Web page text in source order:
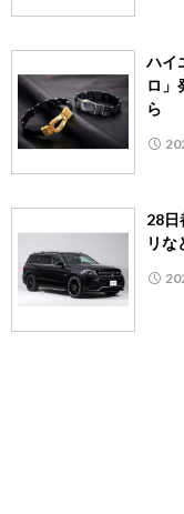
ハイ
ロ
ら
28
リな